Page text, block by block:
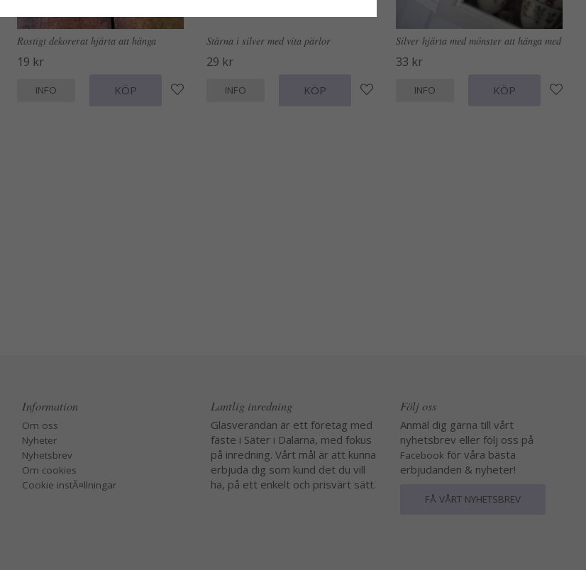
Rostigt dekorerat hjärta att hänga
19 kr
INFO KÖP
Stärna i silver med vita pärlor
29 kr
INFO KÖP
Silver hjärta med mönster att hänga med
33 kr
INFO KÖP
Information
Om oss
Nyheter
Nyhetsbrev
Om cookies
Cookie instÃ¤llningar
Lantlig inredning
Glasverandan är ett företag med
fäste i Säter i Dalarna, med fokus
på inredning. Vårt mål är att kunna
erbjuda dig som kund det du vill
ha, på ett enkelt och prisvärt sätt.
Följ oss
Anmäl dig gärna till vårt
nyhetsbrev eller följ oss på
Facebook för våra bästa
erbjudanden & nyheter!
FÅ VÅRT NYHETSBREV